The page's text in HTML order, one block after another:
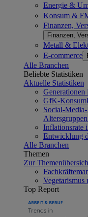
Energie &
Konsum &
Finanzen,
Finanzen,
Metall &
E-commerce
Alle Branchen
Beliebte Statistiken
Aktuelle Statistiken
Generationen
GfK-
Social-
Inflationsrate
Entwicklung
Alle Branchen
Themen
Zur
Vegetarismus
Top Report